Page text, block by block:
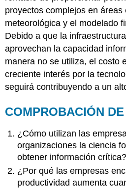
proyectos complejos en
meteorológica y el modelado
Debido a que la
aprovechan la capacidad
manera no se utiliza, el costo
creciente interés por la
seguirá contribuyendo a un
COMPROBACIÓN
¿Cómo utilizan las
organizaciones la ciencia
obtener información crítica?
¿Por qué las empresas
productividad aumenta